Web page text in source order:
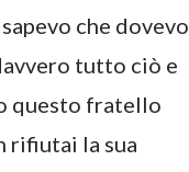
che dovevo
tutto ciò e
questo fratello
rifiutai la sua